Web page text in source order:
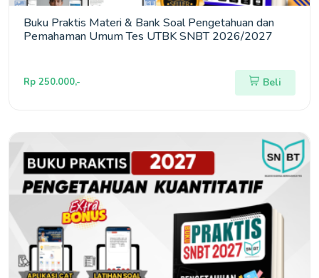
Buku Praktis Materi & Bank Soal Pengetahuan dan
Pemahaman Umum Tes UTBK SNBT 2026/2027
Rp 250.000,- Beli